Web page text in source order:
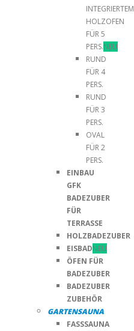
INTEGRIERTEM
HOLZOFEN
FÜR 5
PERS.NEU
RUND
FÜR 4
PERS.
RUND
FÜR 3
PERS.
OVAL
FÜR 2
PERS.
EINBAU
GFK
BADEZUBER
FÜR
TERRASSE
HOLZBADEZUBER
EISBADNEU
ÖFEN FÜR
BADEZUBER
BADEZUBER
ZUBEHÖR
GARTENSAUNA
FASSSAUNA